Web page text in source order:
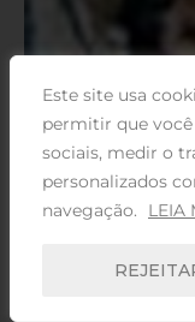
Este site usa
permitir que
sociais, medir o
personalizados
navegação.
LEIA